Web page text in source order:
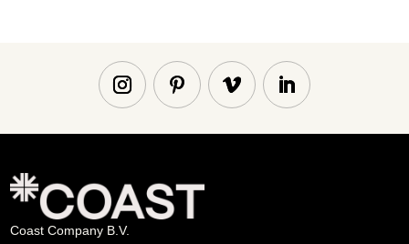
Coast Company B.V.